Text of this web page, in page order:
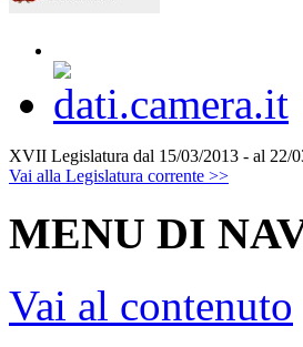
XVII Legislatura dal 15/03/2013 - al 22/
Vai alla Legislatura corrente >>
MENU DI
Vai al contenuto